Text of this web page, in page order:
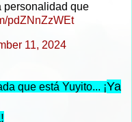
personalidad que
pdZNnZzWEt
11, 2024
que está Yuyito... ¡Ya